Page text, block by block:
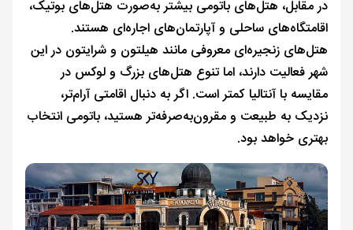
در مقابل، هتل‌های باتومی بیشتر به‌صورت هتل‌های بوتیک،
اقامتگاه‌های ساحلی و آپارتمان‌های اجاره‌ای هستند.
هتل‌های زنجیره‌ای معروفی مانند هیلتون و شرایتون در این
شهر فعالیت دارند، اما تنوع هتل‌های بزرگ و لوکس در
مقایسه با آنتالیا کمتر است. اگر به دنبال اقامتی آرام‌تر،
نزدیک به طبیعت و مقرون‌به‌صرفه‌تر هستید، باتومی انتخاب
بهتری خواهد بود.